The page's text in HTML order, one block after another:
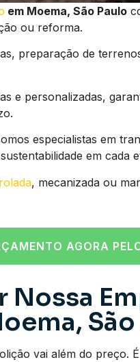
em Moema, São Paulo
ou reforma.
preparação de
e personalizadas,
especialistas em
em cada
, mecanizada ou
AGORA
Nossa
São
vai além do preço.